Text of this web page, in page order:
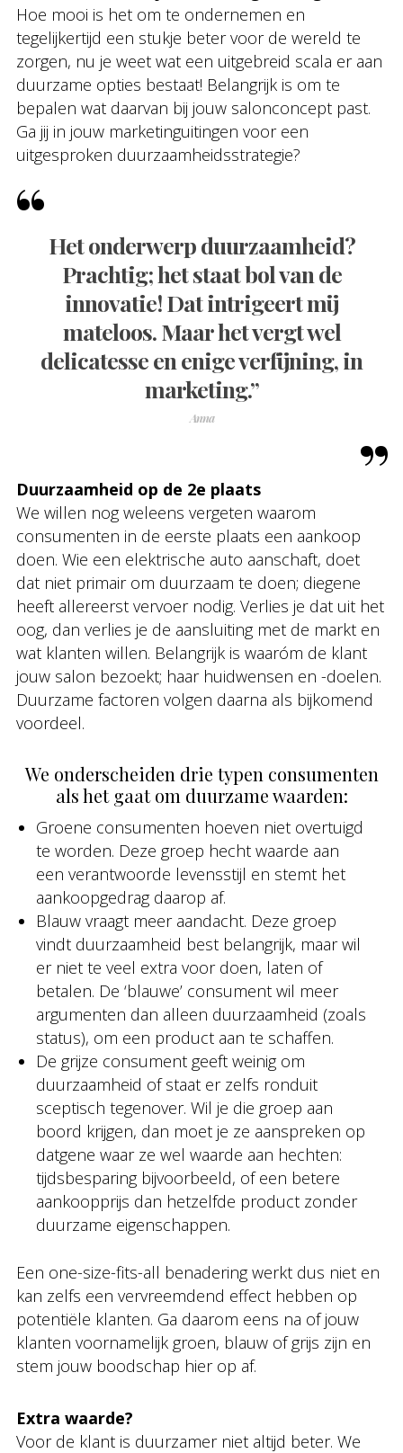
Hoe mooi is het om te ondernemen en
tegelijkertijd een stukje beter voor de wereld te
zorgen, nu je weet wat een uitgebreid scala er aan
duurzame opties bestaat! Belangrijk is om te
bepalen wat daarvan bij jouw salonconcept past.
Ga jij in jouw marketinguitingen voor een
uitgesproken duurzaamheidsstrategie?
Het onderwerp duurzaamheid?
Prachtig; het staat bol van de
innovatie! Dat intrigeert mij
mateloos. Maar het vergt wel
delicatesse en enige verfijning, in
marketing.”
Anna
Duurzaamheid op de 2e plaats
We willen nog weleens vergeten waarom
consumenten in de eerste plaats een aankoop
doen. Wie een elektrische auto aanschaft, doet
dat niet primair om duurzaam te doen; diegene
heeft allereerst vervoer nodig. Verlies je dat uit het
oog, dan verlies je de aansluiting met de markt en
wat klanten willen. Belangrijk is waaróm de klant
jouw salon bezoekt; haar huidwensen en -doelen.
Duurzame factoren volgen daarna als bijkomend
voordeel.
We onderscheiden drie typen consumenten
als het gaat om duurzame waarden:
Groene consumenten hoeven niet overtuigd
te worden. Deze groep hecht waarde aan
een verantwoorde levensstijl en stemt het
aankoopgedrag daarop af.
Blauw vraagt meer aandacht. Deze groep
vindt duurzaamheid best belangrijk, maar wil
er niet te veel extra voor doen, laten of
betalen. De ‘blauwe’ consument wil meer
argumenten dan alleen duurzaamheid (zoals
status), om een product aan te schaffen.
De grijze consument geeft weinig om
duurzaamheid of staat er zelfs ronduit
sceptisch tegenover. Wil je die groep aan
boord krijgen, dan moet je ze aanspreken op
datgene waar ze wel waarde aan hechten:
tijdsbesparing bijvoorbeeld, of een betere
aankoopprijs dan hetzelfde product zonder
duurzame eigenschappen.
Een one-size-fits-all benadering werkt dus niet en
kan zelfs een vervreemdend effect hebben op
potentiële klanten. Ga daarom eens na of jouw
klanten voornamelijk groen, blauw of grijs zijn en
stem jouw boodschap hier op af.
Extra waarde?
Voor de klant is duurzamer niet altijd beter. We